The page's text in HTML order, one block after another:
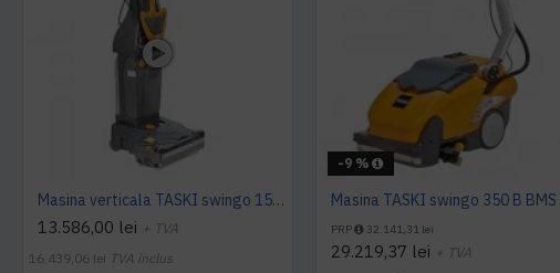
Masina verticala TASKI swingo 150 E EURO, 1100W
13.586,00 lei + TVA
16.439,06 lei TVA inclus
-9 %
PRP 32.141,31 lei
29.219,37 lei + TVA